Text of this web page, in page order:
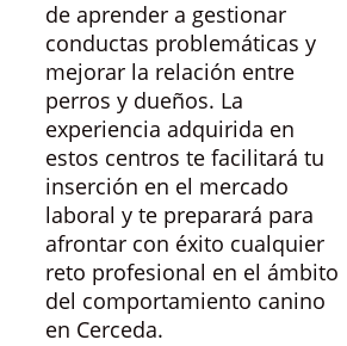
de aprender a gestionar
conductas problemáticas y
mejorar la relación entre
perros y dueños. La
experiencia adquirida en
estos centros te facilitará tu
inserción en el mercado
laboral y te preparará para
afrontar con éxito cualquier
reto profesional en el ámbito
del comportamiento canino
en Cerceda.